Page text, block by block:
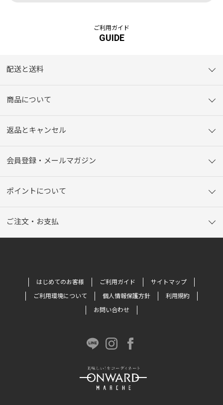
ご利用ガイド
GUIDE
配送と送料
商品について
返品とキャンセル
会員登録・メールマガジン
ポイントについて
ご注文・お支払
はじめてのお客様 ご利用ガイド
サイトマップ
ご利用環境について
個人情報保護方針
利用規約
お問い合わせ